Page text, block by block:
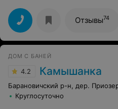
рассказывает и показывает
парилку сделан ,остались
вам ,придем обязательно ещё !!
Отзывы74
ДОМ С БАНЕЙ
4.2 Камышанка
Круглосуточно